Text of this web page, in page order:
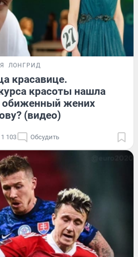
ЛОНГРИД
красавице.
красоты нашла
обиженный жених
(видео)
1 103 Обсудить